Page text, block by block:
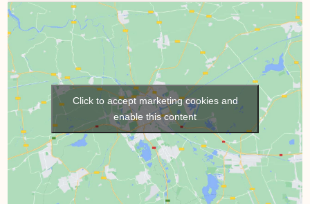
Click to accept marketing cookies and
enable this content